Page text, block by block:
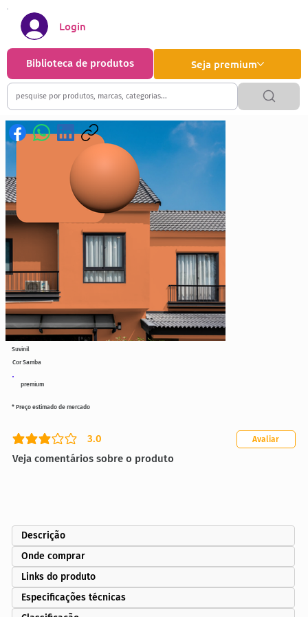
Seja premium
Biblioteca de produtos
Login
premium
Cor Samba
3.0
classificação média é 3 de 5
Veja comentários sobre o produto
Avaliar
* Preço estimado de mercado
Suvinil
Descrição
Onde comprar
Links do produto
Especificações técnicas